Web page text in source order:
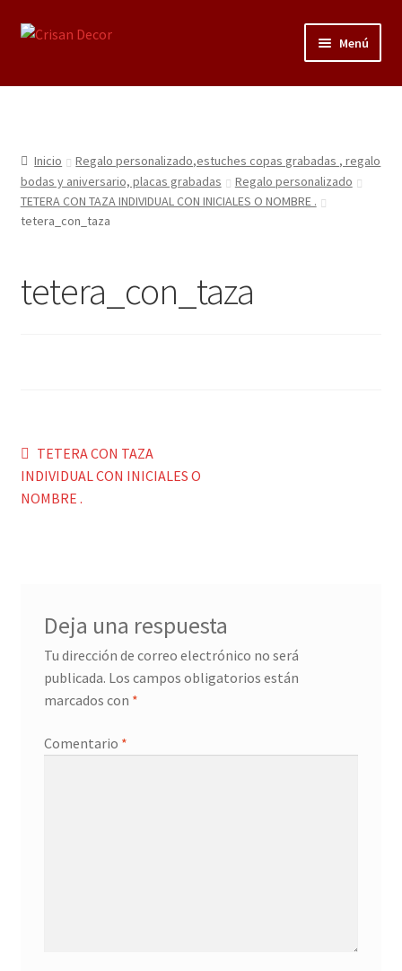
Ir
Ir
Menú
Regalos infantiles, vajillas y canastillas bebé
Regalo personalizado, estuches copas grabadas, regalo
bodas y aniversario, placas grabadas
Accesorios de baños rústicos y modernos
Regalo original
Iluminación, lamparas y apliques
Muebles
Inicio
Regalo personalizado,estuches copas grabadas , regalo
bodas y aniversario, placas grabadas
Regalo personalizado
TETERA CON TAZA INDIVIDUAL CON INICIALES O NOMBRE .
tetera_con_taza
tetera_con_taza
Navegación
de
Anterior:
TETERA CON TAZA
INDIVIDUAL CON INICIALES O
NOMBRE .
Deja una respuesta
Tu dirección de correo electrónico no será
publicada. Los campos obligatorios están
marcados con *
Comentario *